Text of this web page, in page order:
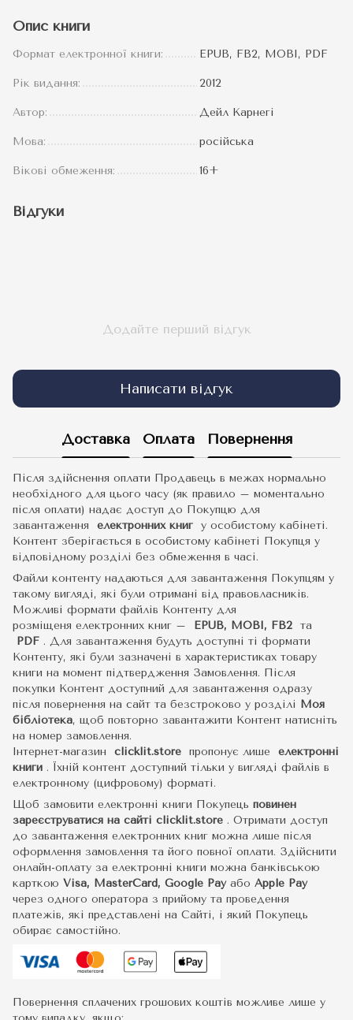
Опис книги
Формат електронної книги: EPUB, FB2, MOBI, PDF
Рік видання: 2012
Автор: Дейл Карнегі
Мова: російська
Вікові обмеження: 16+
Відгуки
Додайте перший відгук
Написати відгук
Доставка Оплата Повернення
Після здійснення оплати Продавець в межах нормально
необхідного для цього часу (як правило – моментально
після оплати) надає доступ до Покупцю для
завантаження електронних книг у особистому кабінеті.
Контент зберігається в особистому кабінеті Покупця у
відповідному розділі без обмеження в часі.
Файли контенту надаються для завантаження Покупцям у
такому вигляді, які були отримані від правовласників.
Можливі формати файлів Контенту для
розміщеня електронних книг –
EPUB, MOBI, FB2 та
PDF . Для завантаження будуть доступні ті формати
Контенту, які були зазначені в характеристиках товару
книги на момент підтвердження Замовлення. Після
покупки Контент доступний для завантаження одразу
після повернення на сайт та безстроково у розділі Моя
бібліотека, щоб повторно завантажити Контент натисніть
на номер замовлення.
Інтернет-магазин clicklit.store пропонує лише електронні
книги . Їхній контент доступний тільки у вигляді файлів в
електронному (цифровому) форматі.
Щоб замовити електронні книги Покупець повинен
зареєструватися на сайті clicklit.store . Отримати доступ
до завантаження електронних книг можна лише після
оформлення замовлення та його повної оплати. Здійснити
онлайн-оплату за електронні книги можна банківською
карткою Visa, MasterCard, Google Pay або Apple Pay
через одного оператора з прийому та проведення
платежів, які представлені на Сайті, і який Покупець
обирає самостійно.
Повернення сплачених грошових коштів можливе лише у